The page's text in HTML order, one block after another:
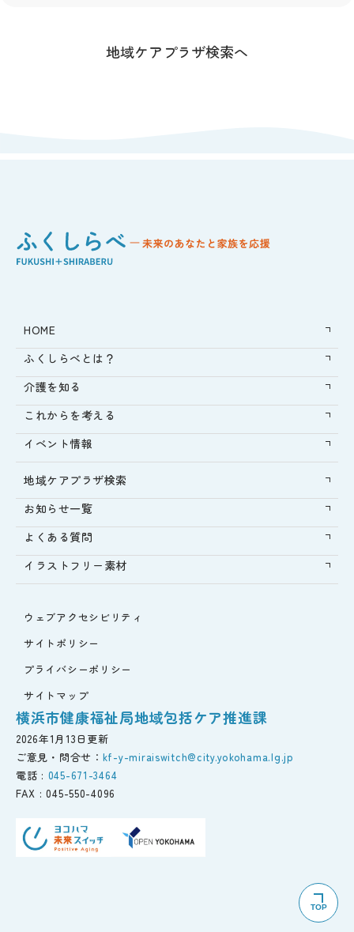
地域ケアプラザ検索へ
HOME
ふくしらべとは？
介護を知る
これからを考える
イベント情報
地域ケアプラザ検索
お知らせ一覧
よくある質問
イラストフリー素材
ウェブアクセシビリティ
サイトポリシー
プライバシーポリシー
サイトマップ
横浜市健康福祉局地域包括ケア推進課
2026年1月13日更新
ご意見・問合せ： kf-y-miraiswitch@city.yokohama.lg.jp
電話 : 045-671-3464
FAX : 045-550-4096
TOP